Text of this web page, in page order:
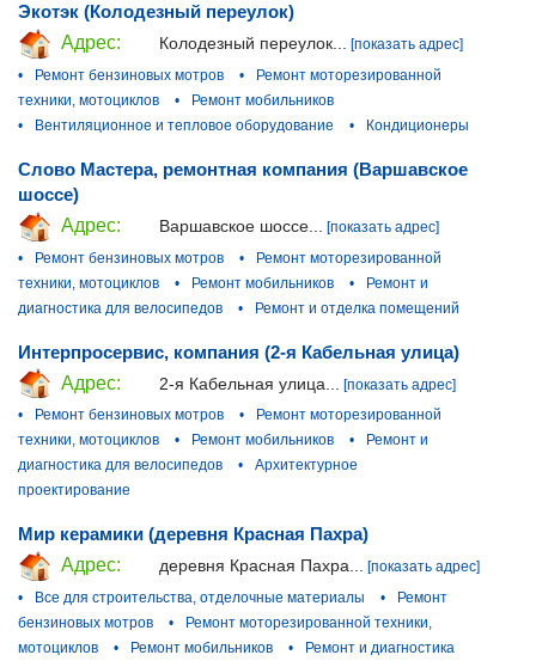
Экотэк (Колодезный переулок)
Адрес:
Колодезный переулок...
[показать адрес]
•
Ремонт бензиновых мотров •
Ремонт моторезированной
техники, мотоциклов
•
Ремонт мобильников
•
Вентиляционное и тепловое оборудование • Кондиционеры
Слово Мастера, ремонтная компания (Варшавское
шоссе)
Адрес:
Варшавское шоссе...
[показать адрес]
•
Ремонт бензиновых мотров •
Ремонт моторезированной
техники, мотоциклов
• Ремонт мобильников •
Ремонт и
диагностика для велосипедов
• Ремонт и отделка помещений
Интерпросервис, компания (2-я Кабельная улица)
Адрес:
2-я Кабельная улица...
[показать адрес]
•
Ремонт бензиновых мотров •
Ремонт моторезированной
техники, мотоциклов
• Ремонт мобильников •
Ремонт и
диагностика для велосипедов
•
Архитектурное
проектирование
Мир керамики (деревня Красная Пахра)
Адрес:
деревня Красная Пахра... [показать адрес]
•
Все для строительства, отделочные материалы •
Ремонт
бензиновых мотров
•
Ремонт моторезированной техники,
мотоциклов
• Ремонт мобильников •
Ремонт и диагностика